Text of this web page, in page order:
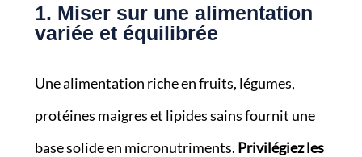
1. Miser sur une alimentation
variée et équilibrée
Une alimentation riche en fruits, légumes,
protéines maigres et lipides sains fournit une
base solide en micronutriments. Privilégiez les